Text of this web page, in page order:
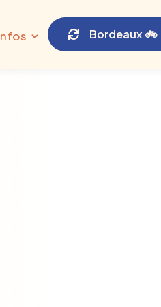
Bordeaux 🚲